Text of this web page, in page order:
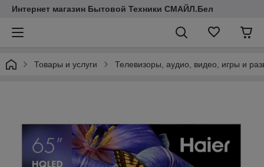
Интернет магазин Бытовой Техники СМАЙЛ.Бел
Товары и услуги Телевизоры, аудио, видео, игры и